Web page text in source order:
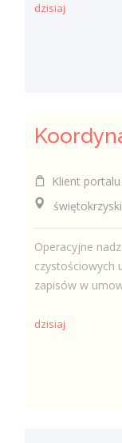
dzisiaj
Klient
Operacyjne
czystościowych
zapisów w
dzisiaj